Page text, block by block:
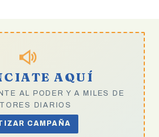
AQUÍ
AL PODER Y A MILES DE
DIARIOS
CAMPAÑA